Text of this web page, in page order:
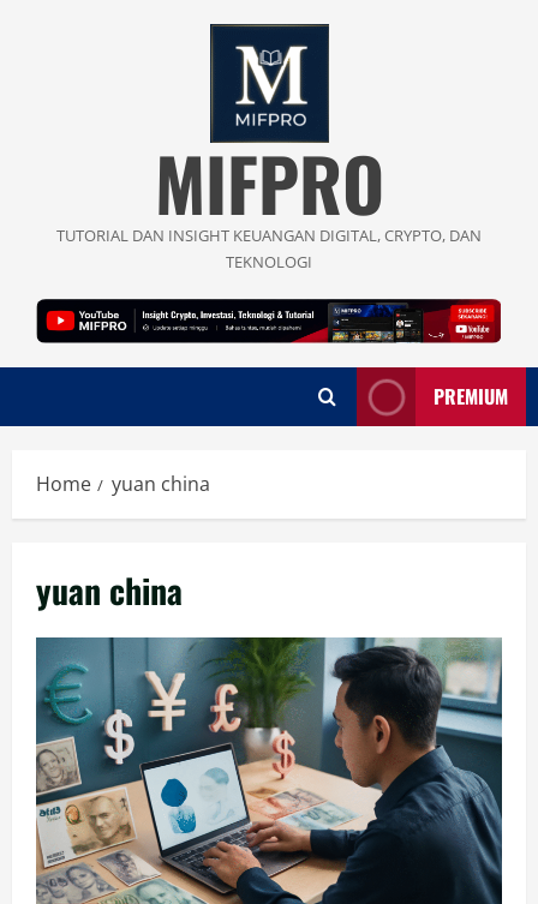
MIFPRO
TUTORIAL DAN INSIGHT KEUANGAN DIGITAL, CRYPTO, DAN
TEKNOLOGI
PREMIUM
Home yuan china
yuan china